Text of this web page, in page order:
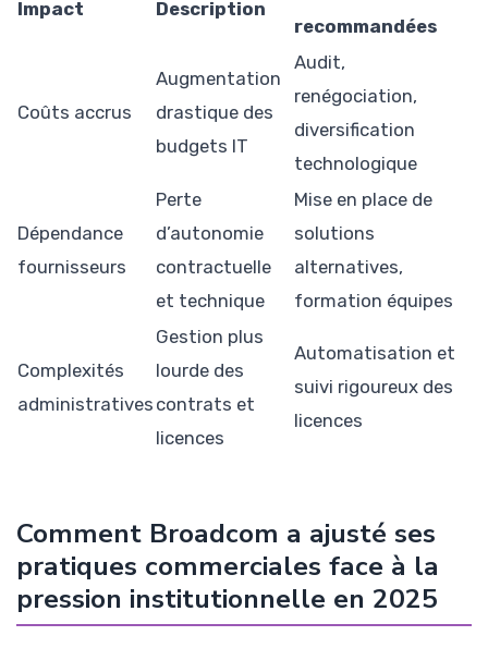
Impact Description
recommandées
Coûts accrus
Augmentation
drastique des
budgets IT
Audit,
renégociation,
diversification
technologique
Dépendance
fournisseurs
Perte
d’autonomie
contractuelle
et technique
Mise en place de
solutions
alternatives,
formation équipes
Complexités
administratives
Gestion plus
lourde des
contrats et
licences
Automatisation et
suivi rigoureux des
licences
Comment Broadcom a ajusté ses
pratiques commerciales face à la
pression institutionnelle en 2025